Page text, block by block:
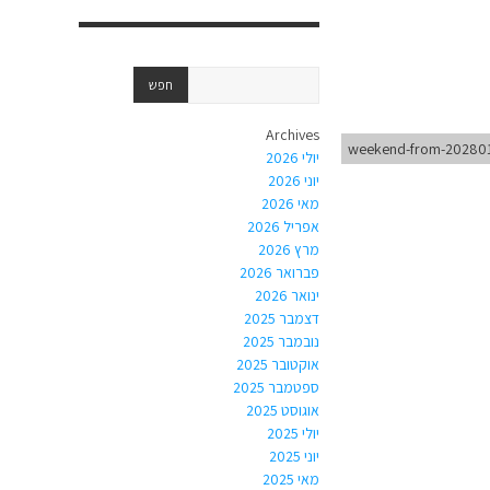
weekend-from-
Archives
יולי 2026
יוני 2026
מאי 2026
אפריל 2026
מרץ 2026
פברואר 2026
ינואר 2026
דצמבר 2025
נובמבר 2025
אוקטובר 2025
ספטמבר 2025
אוגוסט 2025
יולי 2025
יוני 2025
מאי 2025